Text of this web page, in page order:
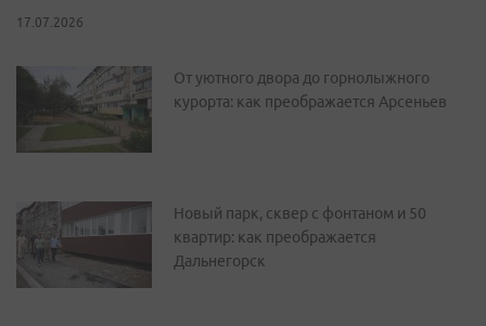
17.07.2026
От уютного двора до горнолыжного
курорта: как преображается Арсеньев
Новый парк, сквер с фонтаном и 50
квартир: как преображается
Дальнегорск